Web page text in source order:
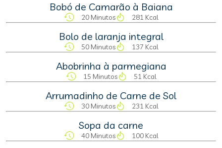
Bobó de Camarão à Baiana
20 Minutos 281 Kcal
Bolo de laranja integral
50 Minutos 137 Kcal
Abobrinha à parmegiana
15 Minutos 51 Kcal
Arrumadinho de Carne de Sol
30 Minutos 231 Kcal
Sopa da carne
40 Minutos 100 Kcal